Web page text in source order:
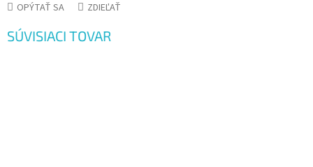
OPÝTAŤ SA ZDIEĽAŤ
SÚVISIACI TOVAR